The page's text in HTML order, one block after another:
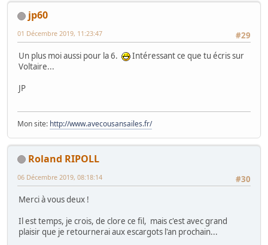
jp60
#29
01 Décembre 2019, 11:23:47
Un plus moi aussi pour la 6.
Intéressant ce que tu écris sur
Voltaire...
JP
Mon site: http://www.avecousansailes.fr/
Roland RIPOLL
#30
06 Décembre 2019, 08:18:14
Merci à vous deux !
Il est temps, je crois, de clore ce fil, mais c'est avec grand
plaisir que je retournerai aux escargots l'an prochain...